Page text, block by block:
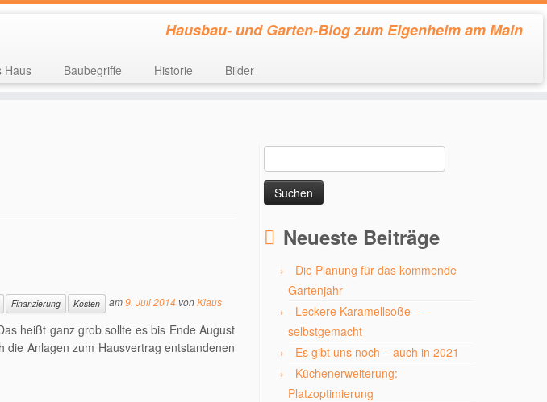
Hausbau- und Garten-Blog zum Eigenheim am Main
Haus Baubegriffe Historie Bilder
Finanzierung Kosten am9. Juli 2014 vonKlaus
heißt ganz grob sollte es bis Ende August
die Anlagen zum Hausvertrag entstandenen
nach:
Neueste Beiträge
Die Planung für das kommende
Gartenjahr
Leckere Karamellsoße –
selbstgemacht
Es gibt uns noch – auch in 2021
Küchenerweiterung:
Platzoptimierung